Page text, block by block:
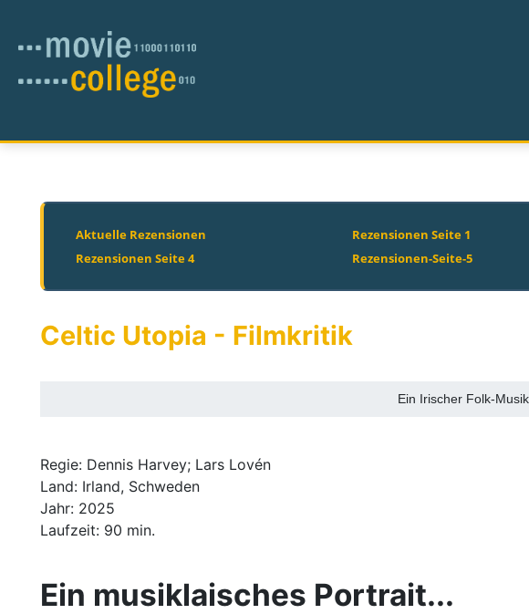
Aktuelle Rezensionen Rezensionen Seite 1
Rezensionen Seite 4
Rezensionen-Seite-5
Celtic Utopia - Filmkritik
Ein Irischer Folk-
Regie: Dennis Harvey; Lars Lovén
Land: Irland, Schweden
Jahr: 2025
Laufzeit: 90 min.
Ein musiklaisches Portrait...